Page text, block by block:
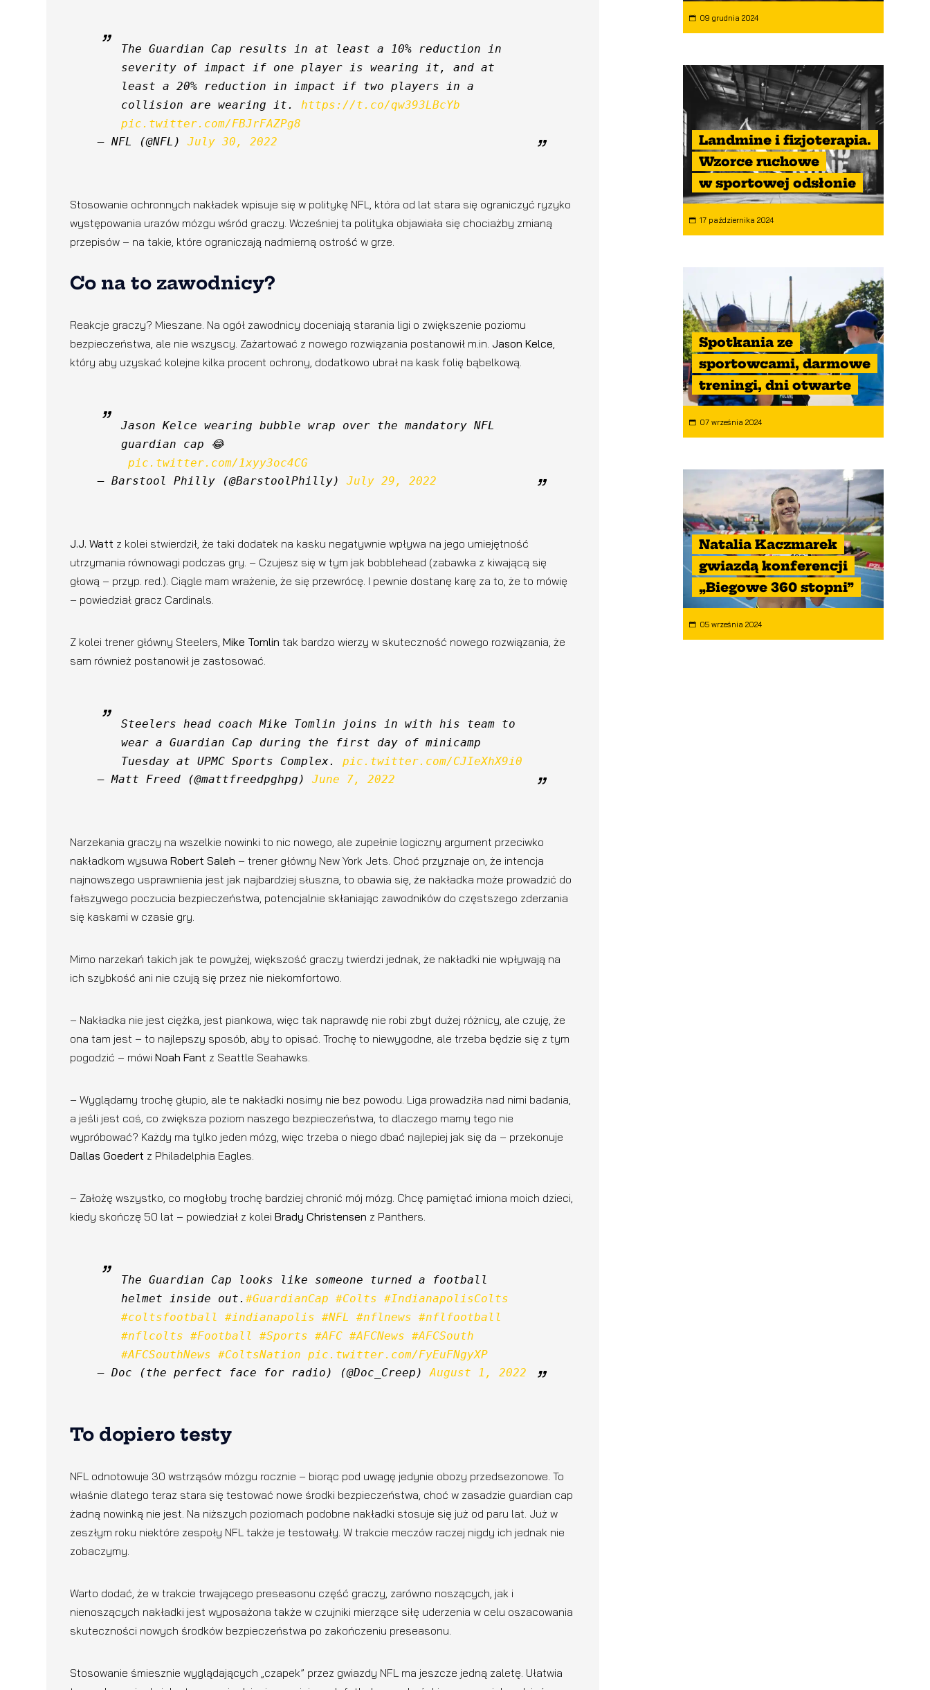
The Guardian Cap results in at least a 10% reduction in
severity of impact if one player is wearing it, and at
least a 20% reduction in impact if two players in a
collision are wearing it. https://t.co/qw393LBcYb
pic.twitter.com/FBJrFAZPg8
— NFL (@NFL) July 30, 2022
Stosowanie ochronnych nakładek wpisuje się w politykę NFL, która od lat stara się ograniczyć ryzyko
występowania urazów mózgu wśród graczy. Wcześniej ta polityka objawiała się chociażby zmianą
przepisów – na takie, które ograniczają nadmierną ostrość w grze.
Co na to zawodnicy?
Reakcje graczy? Mieszane. Na ogół zawodnicy doceniają starania ligi o zwiększenie poziomu
bezpieczeństwa, ale nie wszyscy. Zażartować z nowego rozwiązania postanowił m.in. Jason Kelce,
który aby uzyskać kolejne kilka procent ochrony, dodatkowo ubrał na kask folię bąbelkową.
Jason Kelce wearing bubble wrap over the mandatory NFL
guardian cap 😂
pic.twitter.com/1xyy3oc4CG
— Barstool Philly (@BarstoolPhilly) July 29, 2022
J.J. Watt z kolei stwierdził, że taki dodatek na kasku negatywnie wpływa na jego umiejętność
utrzymania równowagi podczas gry. – Czujesz się w tym jak bobblehead (zabawka z kiwającą się
głową – przyp. red.). Ciągle mam wrażenie, że się przewrócę. I pewnie dostanę karę za to, że to mówię
– powiedział gracz Cardinals.
Z kolei trener główny Steelers,Mike Tomlin tak bardzo wierzy w skuteczność nowego rozwiązania, że
sam również postanowił je zastosować.
Steelers head coach Mike Tomlin joins in with his team to
wear a Guardian Cap during the first day of minicamp
Tuesday at UPMC Sports Complex. pic.twitter.com/CJIeXhX9i0
— Matt Freed (@mattfreedpghpg) June 7, 2022
Narzekania graczy na wszelkie nowinki to nic nowego, ale zupełnie logiczny argument przeciwko
nakładkom wysuwaRobert Saleh – trener główny New York Jets. Choć przyznaje on, że intencja
najnowszego usprawnienia jest jak najbardziej słuszna, to obawia się, że nakładka może prowadzić do
fałszywego poczucia bezpieczeństwa, potencjalnie skłaniając zawodników do częstszego zderzania
się kaskami w czasie gry.
Mimo narzekań takich jak te powyżej, większość graczy twierdzi jednak, że ​​nakładki nie wpływają na
ich szybkość ani nie czują się przez nie niekomfortowo.
– Nakładka nie jest ciężka, jest piankowa, więc tak naprawdę nie robi zbyt dużej różnicy, ale czuję, że
ona tam jest – to najlepszy sposób, aby to opisać. Trochę to niewygodne, ale trzeba będzie się z tym
pogodzić – mówiNoah Fant z Seattle Seahawks.
– Wyglądamy trochę głupio, ale te nakładki nosimy nie bez powodu. Liga prowadziła nad nimi badania,
a jeśli jest coś, co zwiększa poziom naszego bezpieczeństwa, to dlaczego mamy tego nie
wypróbować? Każdy ma tylko jeden mózg, więc trzeba o niego dbać najlepiej jak się da – przekonuje
Dallas Goedert z Philadelphia Eagles.
– Założę wszystko, co mogłoby trochę bardziej chronić mój mózg. Chcę pamiętać imiona moich dzieci,
kiedy skończę 50 lat – powiedział z koleiBrady Christensen z Panthers.
The Guardian Cap looks like someone turned a football
helmet inside out.#GuardianCap #Colts #IndianapolisColts
#coltsfootball
#indianapolis #NFL #nflnews #nflfootball
#nflcolts #Football #Sports #AFC #AFCNews #AFCSouth
#AFCSouthNews #ColtsNation pic.twitter.com/FyEuFNgyXP
— Doc (the perfect face for radio) (@Doc_Creep) August 1, 2022
To dopiero testy
NFL odnotowuje 30 wstrząsów mózgu rocznie – biorąc pod uwagę jedynie obozy przedsezonowe. To
właśnie dlatego teraz stara się testować nowe środki bezpieczeństwa, choć w zasadzie guardian cap
żadną nowinką nie jest. Na niższych poziomach podobne nakładki stosuje się już od paru lat. Już w
zeszłym roku niektóre zespoły NFL także je testowały. W trakcie meczów raczej nigdy ich jednak nie
zobaczymy.
Warto dodać, że w trakcie trwającego preseasonu część graczy, zarówno noszących, jak i
nienoszących nakładki jest wyposażona także w czujniki mierzące siłę uderzenia w celu oszacowania
skuteczności nowych środków bezpieczeństwa po zakończeniu preseasonu.
Stosowanie śmiesznie wyglądających „czapek” przez gwiazdy NFL ma jeszcze jedną zaletę. Ułatwia
09 grudnia 2024
Landmine i fizjoterapia.
Wzorce ruchowe
w sportowej odsłonie
17 października 2024
Spotkania ze
sportowcami, darmowe
treningi, dni otwarte
07 września 2024
Natalia Kaczmarek
gwiazdą konferencji
„Biegowe 360 stopni”
05 września 2024